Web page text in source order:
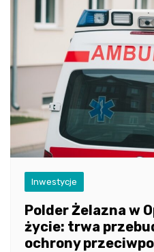
Inwestycje
Polder Żelazna w
życie: trwa
ochrony